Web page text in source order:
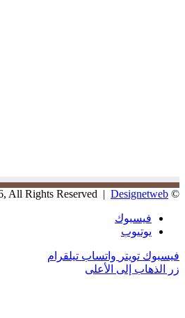
© Copyright 2026, All Rights Reserved |
Designetweb
فيسبوك
يوتيوب
فيسبوك تويتر واتساب تيلقرام
زر الذهاب إلى الأعلى